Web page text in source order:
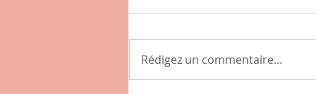
Rédigez un commentaire...